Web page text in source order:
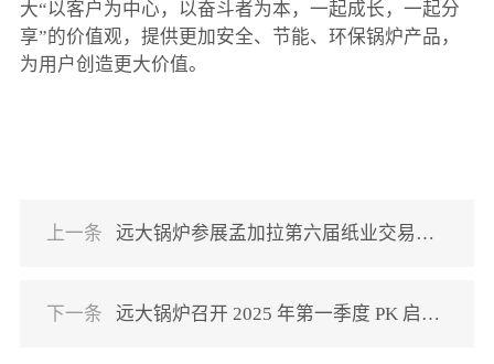
大“以客户为中心，以奋斗者为本，一起成长，一起分
享”的价值观，提供更加安全、节能、环保锅炉产品，
为用户创造更大价值。
上一条 远大锅炉参展孟加拉第六届纸业交易博览会
下一条 远大锅炉召开 2025 年第一季度 PK 启动会